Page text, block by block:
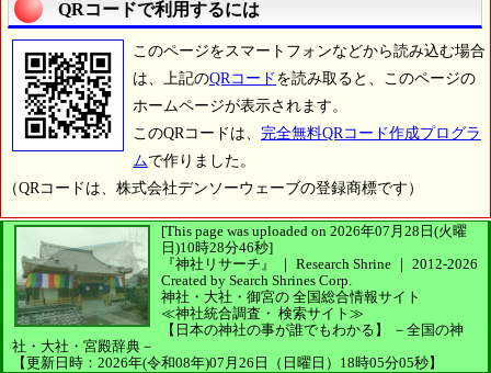
QRコードで利用するには
このページをスマートフォンなどから読み込む場合
は、上記のQRコード を読み取ると、このページの
ホームページが表示されます。
このQRコードは、 完全無料QRコード作成プログラ
ムで作りました。
（QRコードは、株式会社デンソーウェーブの登録商標です）
[This page was uploaded on 2026年07月28日(火曜
日)10時28分46秒]
『神社リサーチ』 ｜ Research Shrine ｜ 2012-2026
Created by Search Shrines Corp.
神社・大社・御宮の 全国総合情報サイト
≪神社統合調査・ 検索サイト≫
【日本の神社の事が誰でもわかる】
－全国の神
社・大社・宮殿辞典－
【更新日時：2026年(令和08年)07月26日（日曜日）18時05分05秒】